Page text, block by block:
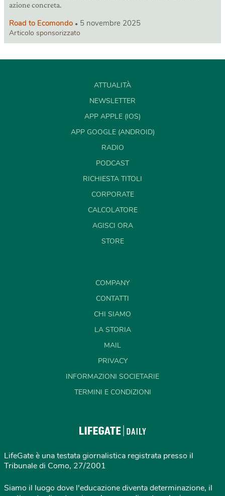
azione concreta.
Road to Ecomondo 5 novembre 2025
Articolo sponsorizzato
ATTUALITÀ
NEWSLETTER
APP APPLE (IOS)
APP GOOGLE (ANDROID)
RADIO
PODCAST
RICHIESTA TITOLI
CORPORATE
CALCOLATORE
AGISCI ORA
STORE
COMPANY
CONTATTI
CHI SIAMO
LA STORIA
MAIL
PRIVACY
INFORMAZIONI SOCIETARIE
TERMINI E CONDIZIONI
LifeGate è una testata giornalistica registrata presso il
Tribunale di Como, 27/2001
Siamo il luogo dove l'educazione diventa determinazione, il